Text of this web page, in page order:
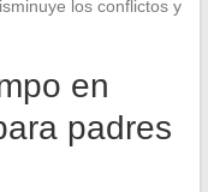
los conflictos y
en
padres